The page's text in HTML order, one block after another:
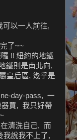
可以一人前往,
了~~
!! 紐約的地鐵
鐵則是南北向,
皇后區, 幾乎是
day-pass, 一
買, 我只好帶
清洗自己, 而
我說我不上了,